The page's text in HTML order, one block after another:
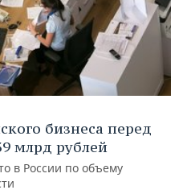
бизнеса перед
млрд рублей
в России по объему